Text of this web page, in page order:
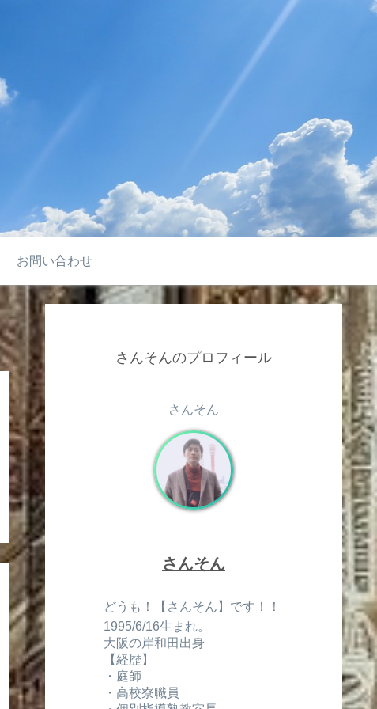
お問い合わせ
さんそんのプロフィール
さんそん
さんそん
どうも！【さんそん】です！！
1995/6/16生まれ。
大阪の岸和田出身
【経歴】
・庭師
・高校寮職員